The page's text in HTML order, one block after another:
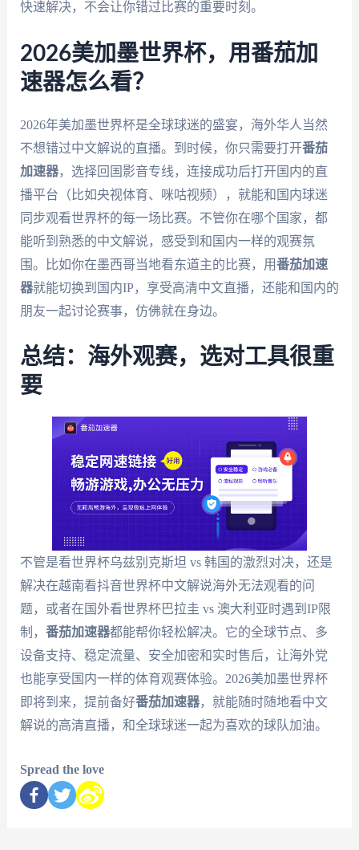
快速解决，不会让你错过比赛的重要时刻。
2026美加墨世界杯，用番茄加
速器怎么看？
2026年美加墨世界杯是全球球迷的盛宴，海外华人当然
不想错过中文解说的直播。到时候，你只需要打开番茄
加速器，选择回国影音专线，连接成功后打开国内的直
播平台（比如央视体育、咪咕视频），就能和国内球迷
同步观看世界杯的每一场比赛。不管你在哪个国家，都
能听到熟悉的中文解说，感受到和国内一样的观赛氛
围。比如你在墨西哥当地看东道主的比赛，用番茄加速
器就能切换到国内IP，享受高清中文直播，还能和国内的
朋友一起讨论赛事，仿佛就在身边。
总结：海外观赛，选对工具很重
要
不管是看世界杯乌兹别克斯坦 vs 韩国的激烈对决，还是
解决在越南看抖音世界杯中文解说海外无法观看的问
题，或者在国外看世界杯巴拉圭 vs 澳大利亚时遇到IP限
制， 番茄加速器都能帮你轻松解决。它的全球节点、多
设备支持、稳定流量、安全加密和实时售后，让海外党
也能享受国内一样的体育观赛体验。2026美加墨世界杯
即将到来，提前备好番茄加速器，就能随时随地看中文
解说的高清直播，和全球球迷一起为喜欢的球队加油。
Spread the love